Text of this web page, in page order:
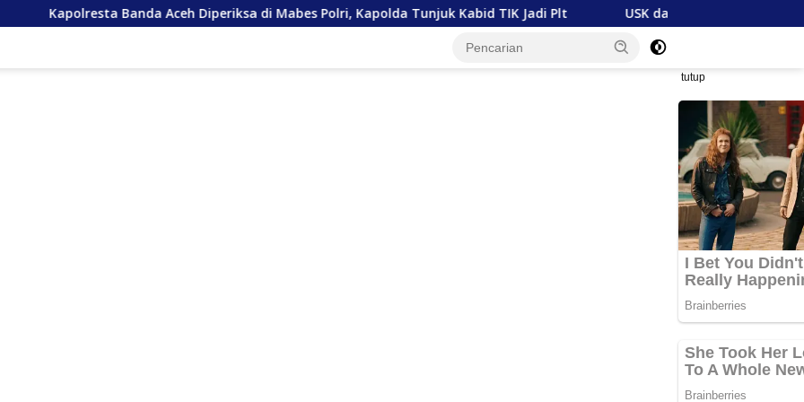
Aceh Diperiksa di Mabes Polri, Kapolda Tunjuk Kabid TIK Jadi Plt USK dan Mubadala Energy Jajaki Kerja Sama
tutup